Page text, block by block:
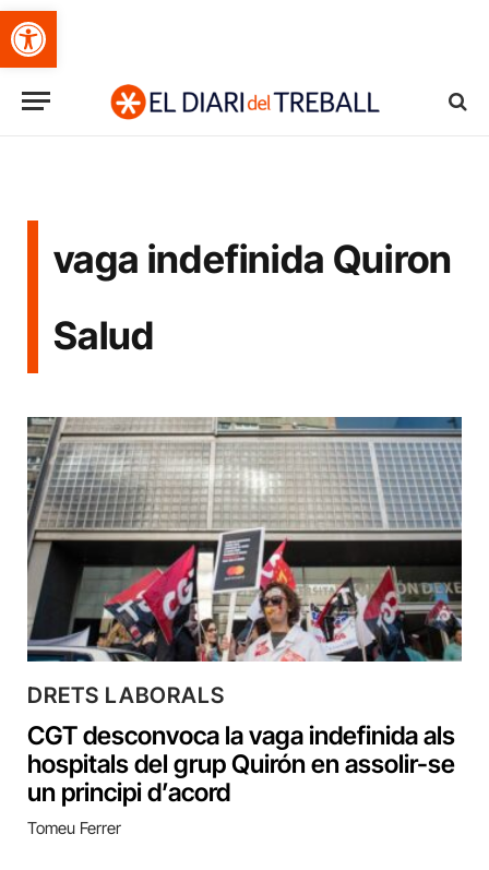
Obre la barra d'eines
vaga indefinida Quiron
Salud
DRETS LABORALS
CGT desconvoca la vaga indefinida als
hospitals del grup Quirón en assolir-se
un principi d’acord
Tomeu Ferrer